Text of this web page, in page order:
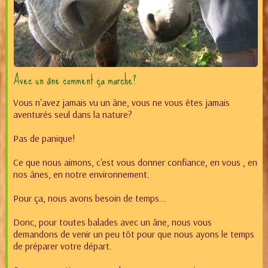
Avec un âne comment ça marche?
Vous n'avez jamais vu un âne, vous ne vous êtes jamais
aventurés seul dans la nature?
Pas de panique!
Ce que nous aimons, c'est vous donner confiance, en vous , en
nos ânes, en notre environnement.
Pour ça, nous avons besoin de temps...
Donc, pour toutes balades avec un âne, nous vous
demandons de venir un peu tôt pour que nous ayons le temps
de préparer votre départ.